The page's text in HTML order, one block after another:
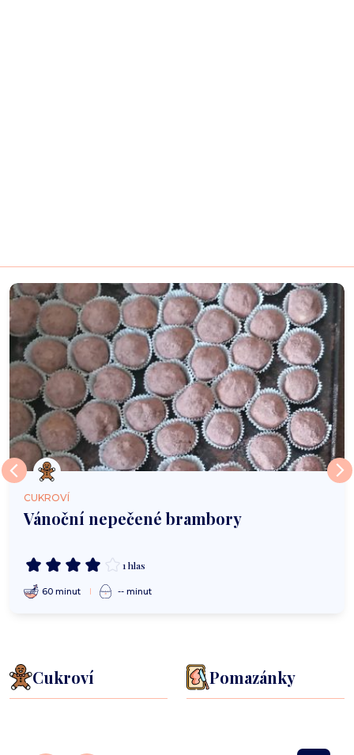
CUKROVÍ
Vánoční nepečené brambory
1 hlas
60 minut -- minut
Cukroví Pomazánky